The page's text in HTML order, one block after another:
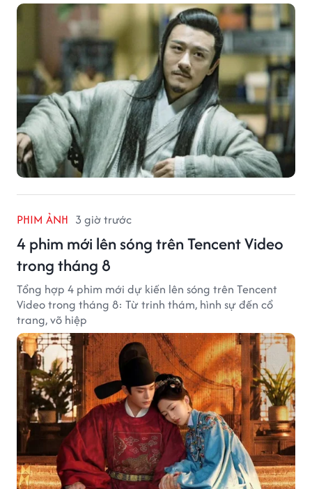
PHIM ẢNH 3 giờ trước
4 phim mới lên sóng trên Tencent Video
trong tháng 8
Tổng hợp 4 phim mới dự kiến lên sóng trên Tencent
Video trong tháng 8: Từ trinh thám, hình sự đến cổ
trang, võ hiệp